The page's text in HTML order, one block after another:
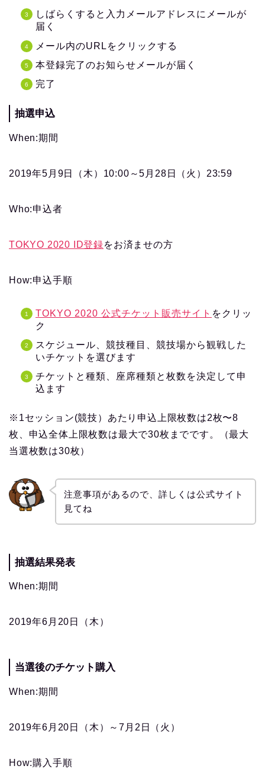
しばらくすると入力メールアドレスにメールが
届く
メール内のURLをクリックする
本登録完了のお知らせメールが届く
完了
抽選申込
When:期間
2019年5月9日（木）10:00～5月28日（火）23:59
Who:申込者
TOKYO 2020 ID登録をお済ませの方
How:申込手順
TOKYO 2020 公式チケット販売サイト をクリッ
ク
スケジュール、競技種目、競技場から観戦した
いチケットを選びます
チケットと種類、座席種類と枚数を決定して申
込ます
※1セッション(競技）あたり申込上限枚数は2枚〜8
枚、申込全体上限枚数は最大で30枚までです。（最大
当選枚数は30枚）
注意事項があるので、詳しくは公式サイト
見てね
抽選結果発表
When:期間
2019年6月20日（木）
当選後のチケット購入
When:期間
2019年6月20日（木）～7月2日（火）
How:購入手順